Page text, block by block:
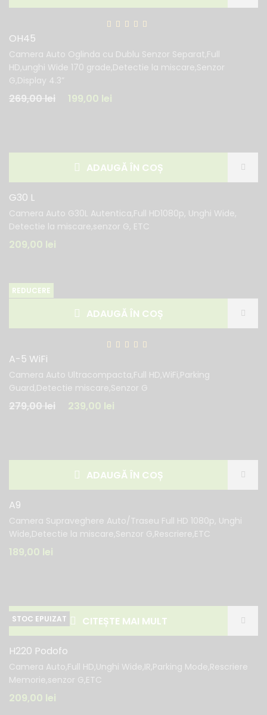
OH45
Camera Auto Oglinda cu Dublu Senzor Separat,Full
HD,unghi Wide 170 grade,Detectie la miscare,Senzor
G,Display 4.3”
269,00lei 199,00 lei
ADAUGĂ ÎN COȘ
G30 L
Camera Auto G30L Autentica,Full HD1080p, Unghi Wide,
Detectie la miscare,senzor G, ETC
209,00 lei
REDUCERE
ADAUGĂ ÎN COȘ
A-5 WiFi
Camera Auto Ultracompacta,Full HD,WiFi,Parking
Guard,Detectie miscare,Senzor G
279,00lei 239,00 lei
ADAUGĂ ÎN COȘ
A9
Camera Supraveghere Auto/Traseu Full HD 1080p, Unghi
Wide,Detectie la miscare,Senzor G,Rescriere,ETC
189,00 lei
CITEȘTE MAI MULT
H220 Podofo
Camera Auto,Full HD,Unghi Wide,IR,Parking Mode,Rescriere
Memorie,senzor G,ETC
209,00 lei